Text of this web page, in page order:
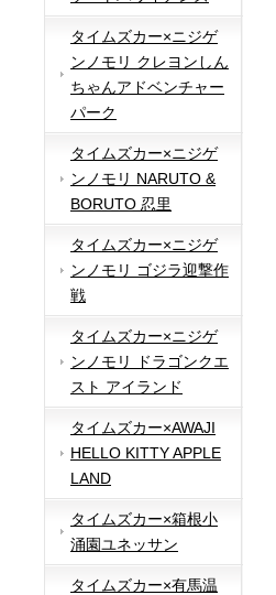
タイムズカー×ニジゲ
ンノモリ クレヨンしん
ちゃんアドベンチャー
パーク
タイムズカー×ニジゲ
ンノモリ NARUTO &
BORUTO 忍里
タイムズカー×ニジゲ
ンノモリ ゴジラ迎撃作
戦
タイムズカー×ニジゲ
ンノモリ ドラゴンクエ
スト アイランド
タイムズカー×AWAJI
HELLO KITTY APPLE
LAND
タイムズカー×箱根小
涌園ユネッサン
タイムズカー×有馬温